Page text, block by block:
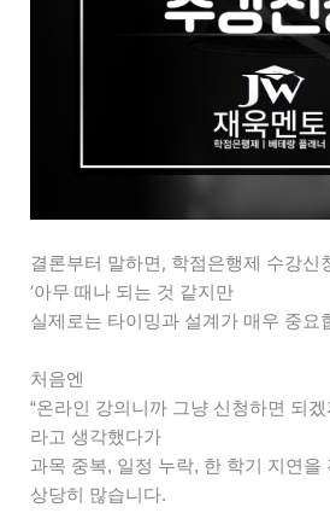
결론부터 말하면, 학점은행제 수강신
‘아무 때나 되는 것 같지만
실제로는 타이밍과 설계가 매우 중요
처음엔
“온라인 강의니까 그냥 신청하면 되겠
라고 생각했다가
과목 중복, 일정 누락, 한 학기 지연을
상당히 많습니다.